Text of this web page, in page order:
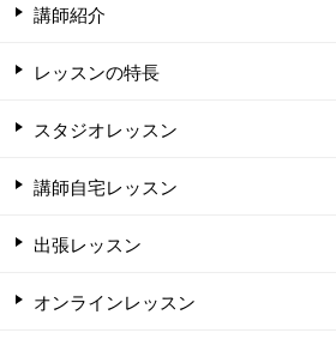
講師紹介
レッスンの特長
スタジオレッスン
講師自宅レッスン
出張レッスン
オンラインレッスン